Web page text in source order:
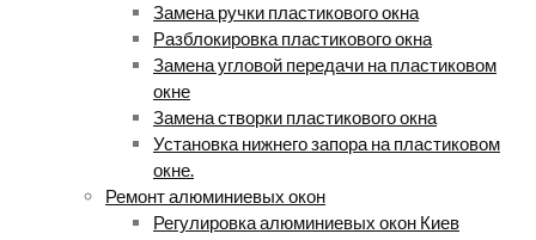
Замена ручки пластикового окна
Разблокировка пластикового окна
Замена угловой передачи на пластиковом
окне
Замена створки пластикового окна
Установка нижнего запора на пластиковом
окне.
Ремонт алюминиевых окон
Регулировка алюминиевых окон Киев